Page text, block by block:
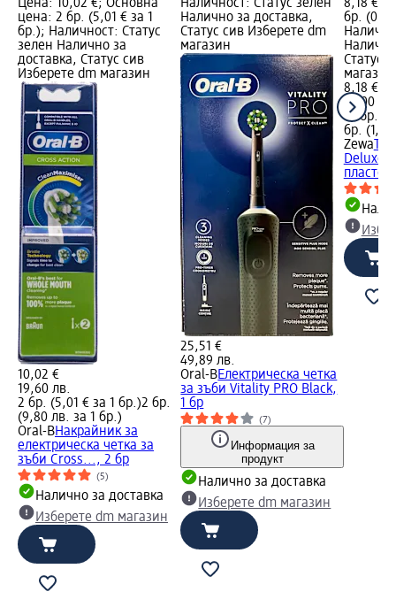
Цена: 10,02 €; Основна
цена: 2 бр. (5,01 € за 1
бр.); Наличност: Статус
зелен Налично за
доставка, Статус сив
Изберете dm магазин
10,02 €
19,60 лв.
2 бр. (5,01 € за 1 бр.)2 бр.
(9,80 лв. за 1 бр.)
Oral-BНакрайник за
електрическа четка за
зъби Cross..., 2 бр
(5)
Налично за доставка
Изберете dm магазин
Наличност: Статус зелен
Налично за доставка,
Статус сив Изберете dm
магазин
25,51 €
49,89 лв.
Oral-BЕлектрическа четка
за зъби Vitality PRO Black,
1 бр
(7)
Информация за
продукт
Налично за доставка
Изберете dm магазин
8,18 €;
бр.
Статус
магазин
8,18 €
16,00 лв.
16 бр.
бр.
Zewa
Deluxe